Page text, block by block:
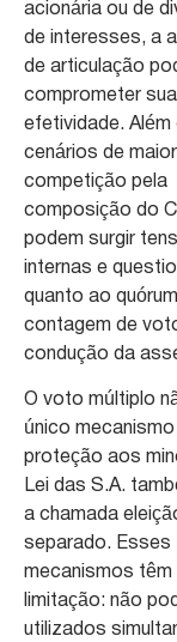
acionária ou de
de interesses, a
de articulação
comprometer sua
efetividade. Além
cenários de maior
competição pela
composição do
podem surgir
internas e
quanto ao
contagem de
condução da
O voto múltiplo
único
proteção aos
Lei das S.A.
a chamada
separado. Esses
mecanismos têm
limitação: não
utilizados